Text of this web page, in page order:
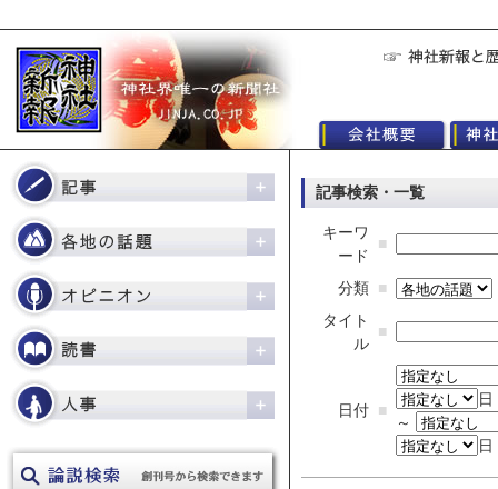
記事検索・一覧
キーワ
ード
■
分類 ■
タイト
ル
■
日付 ■
日
～
日